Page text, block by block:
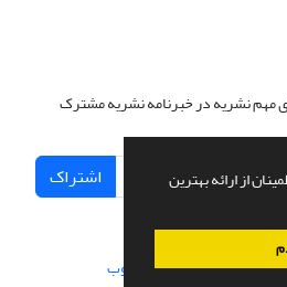
از ارائه بهترین
مهم نشریه در خبرنامه نشریه مشترک
اشتراک
طراحی و پیاده سازی از سیناوب